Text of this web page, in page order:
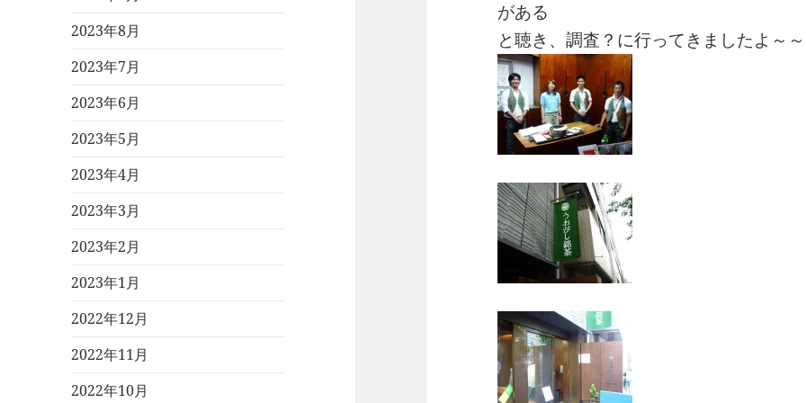
2023年8月
2023年7月
2023年6月
2023年5月
2023年4月
2023年3月
2023年2月
2023年1月
2022年12月
2022年11月
2022年10月
がある
と聴き、調査？に行ってきましたよ～